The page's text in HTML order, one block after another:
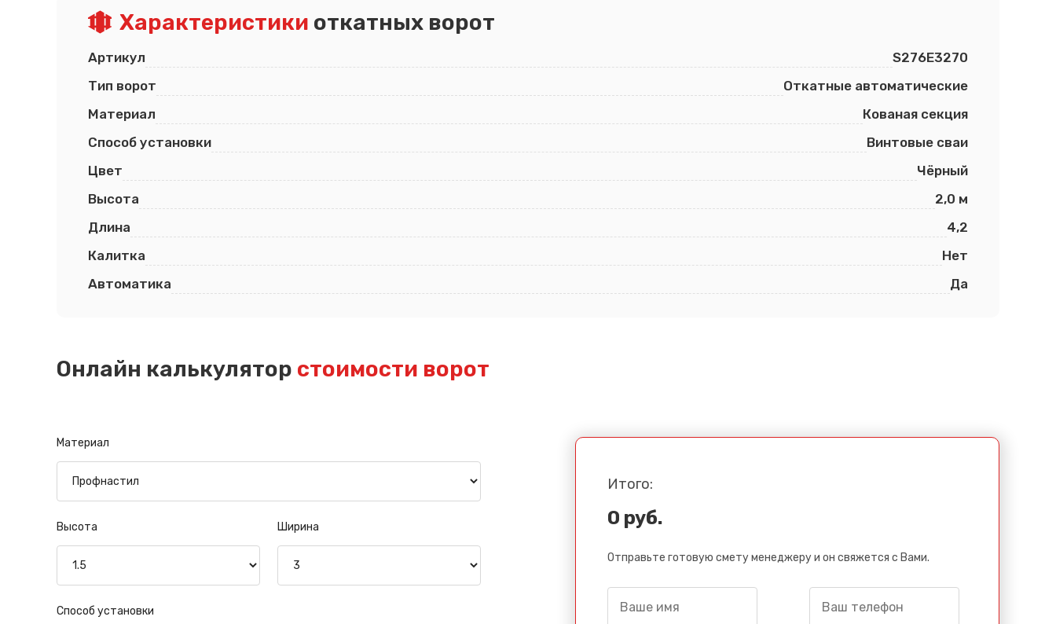
Характеристики откатных ворот
Артикул
S276E3270
Тип ворот
Откатные автоматические
Материал
Кованая секция
Способ установки
Винтовые сваи
Цвет
Чёрный
Высота
2,0 м
Длина
4,2
Калитка
Нет
Автоматика
Да
Онлайн калькулятор стоимости ворот
Материал
Высота Ширина
Способ установки
Итого:
0 руб.
Отправьте готовую смету менеджеру и он свяжется с Вами.